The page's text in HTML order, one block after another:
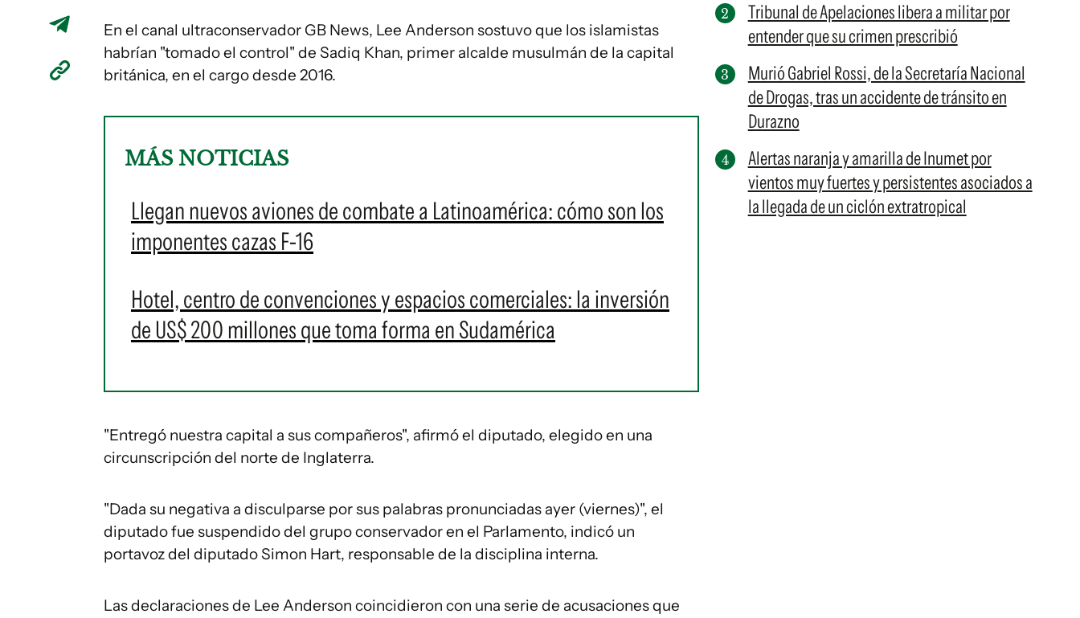
En el canal ultraconservador GB News, Lee Anderson sostuvo que los islamistas
habrían "tomado el control" de Sadiq Khan, primer alcalde musulmán de la capital
británica, en el cargo desde 2016.
MÁS NOTICIAS
Llegan nuevos aviones de combate a Latinoamérica: cómo son los
imponentes cazas F-16
Hotel, centro de convenciones y espacios comerciales: la inversión
de US$ 200 millones que toma forma en Sudamérica
"Entregó nuestra capital a sus compañeros", afirmó el diputado, elegido en una
circunscripción del norte de Inglaterra.
"Dada su negativa a disculparse por sus palabras pronunciadas ayer (viernes)", el
diputado fue suspendido del grupo conservador en el Parlamento, indicó un
portavoz del diputado Simon Hart, responsable de la disciplina interna.
Las declaraciones de Lee Anderson coincidieron con una serie de acusaciones que
Tribunal de Apelaciones libera a militar por
entender que su crimen prescribió
Murió Gabriel Rossi, de la Secretaría Nacional
de Drogas, tras un accidente de tránsito en
Durazno
Alertas naranja y amarilla de Inumet por
vientos muy fuertes y persistentes asociados a
la llegada de un ciclón extratropical